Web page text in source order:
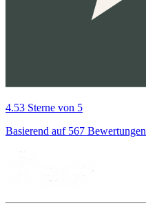
4.53 Sterne von 5
Basierend auf 567 Bewertungen